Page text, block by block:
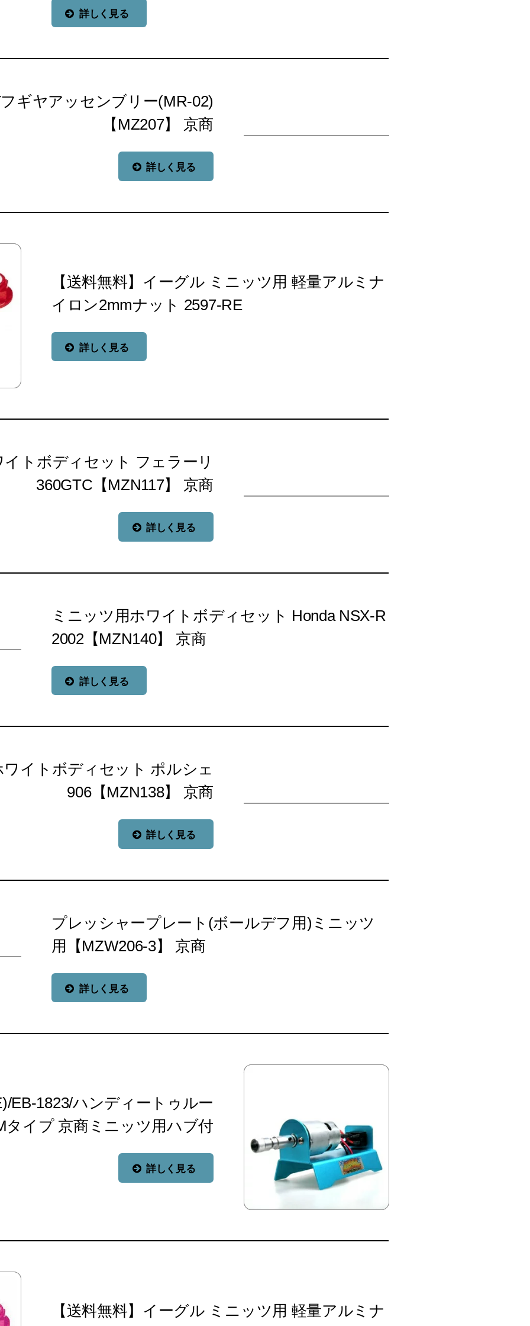
詳しく見る
ギヤアッセンブリー(MR-02)
【MZ207】 京商
詳しく見る
【送料無料】イーグル ミニッツ用 軽量アルミナ
イロン2mmナット 2597-RE
詳しく見る
イトボディセット フェラーリ
360GTC【MZN117】 京商
詳しく見る
ミニッツ用ホワイトボディセット Honda NSX-R
2002【MZN140】 京商
詳しく見る
ワイトボディセット ポルシェ
906【MZN138】 京商
詳しく見る
プレッシャープレート(ボールデフ用)ミニッツ
用【MZW206-3】 京商
詳しく見る
EB-1823/ハンディートゥルー
タイプ 京商ミニッツ用ハブ付
詳しく見る
【送料無料】イーグル ミニッツ用 軽量アルミナ